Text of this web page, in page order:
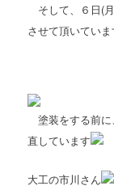
そして、６日(
させて頂いてい
塗装をする前に
直しています
大工の市川さん